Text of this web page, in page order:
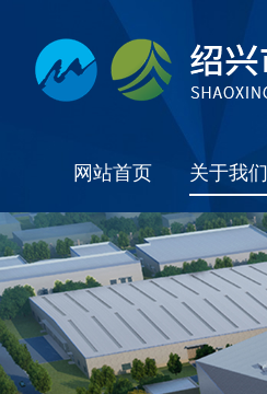
网站首页 关于我们